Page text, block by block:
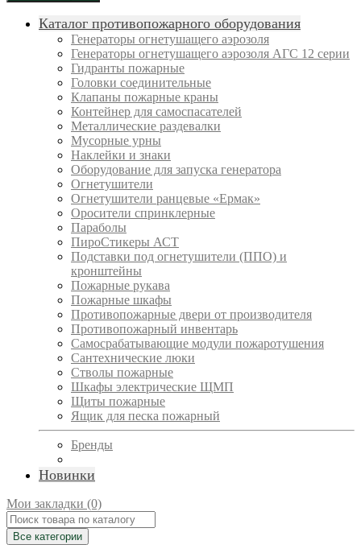
Каталог противопожарного оборудования
Генераторы огнетушащего аэрозоля
Генераторы огнетушащего аэрозоля АГС 12 серии
Гидранты пожарные
Головки соединительные
Клапаны пожарные краны
Контейнер для самоспасателей
Металлические раздевалки
Мусорные урны
Наклейки и знаки
Оборудование для запуска генератора
Огнетушители
Огнетушители ранцевые «Ермак»
Оросители спринклерные
Параболы
ПироСтикеры АСТ
Подставки под огнетушители (ППО) и
кронштейны
Пожарные рукава
Пожарные шкафы
Противопожарные двери от производителя
Противопожарный инвентарь
Самосрабатывающие модули пожаротушения
Сантехнические люки
Стволы пожарные
Шкафы электрические ЩМП
Щиты пожарные
Ящик для песка пожарный
Бренды
Новинки
Мои закладки (0)
Все категории